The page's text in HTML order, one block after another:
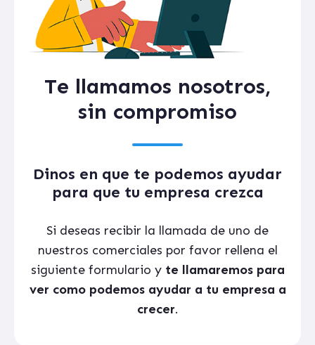
Te llamamos nosotros,
sin compromiso
Dinos en que te podemos ayudar
para que tu empresa crezca
Si deseas recibir la llamada de uno de
nuestros comerciales por favor rellena el
siguiente formulario y te llamaremos para
ver como podemos ayudar a tu empresa a
crecer.